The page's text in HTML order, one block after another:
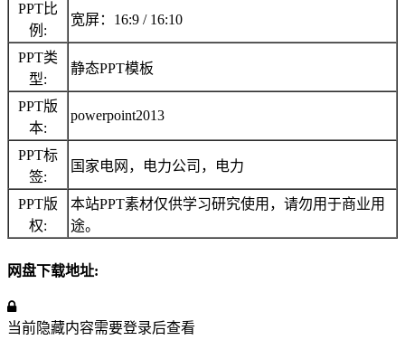
PPT比
例:
宽屏：16:9 / 16:10
PPT类
型:
静态PPT模板
PPT版
本:
powerpoint2013
PPT标
签:
国家电网，电力公司，电力
PPT版
权:
本站PPT素材仅供学习研究使用，请勿用于商业用
途。
网盘下载地址:
当前隐藏内容需要登录后查看